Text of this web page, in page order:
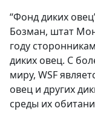
“Фонд диких
Бозман, штат
году
диких овец. С
миру, WSF
овец и других
среды их